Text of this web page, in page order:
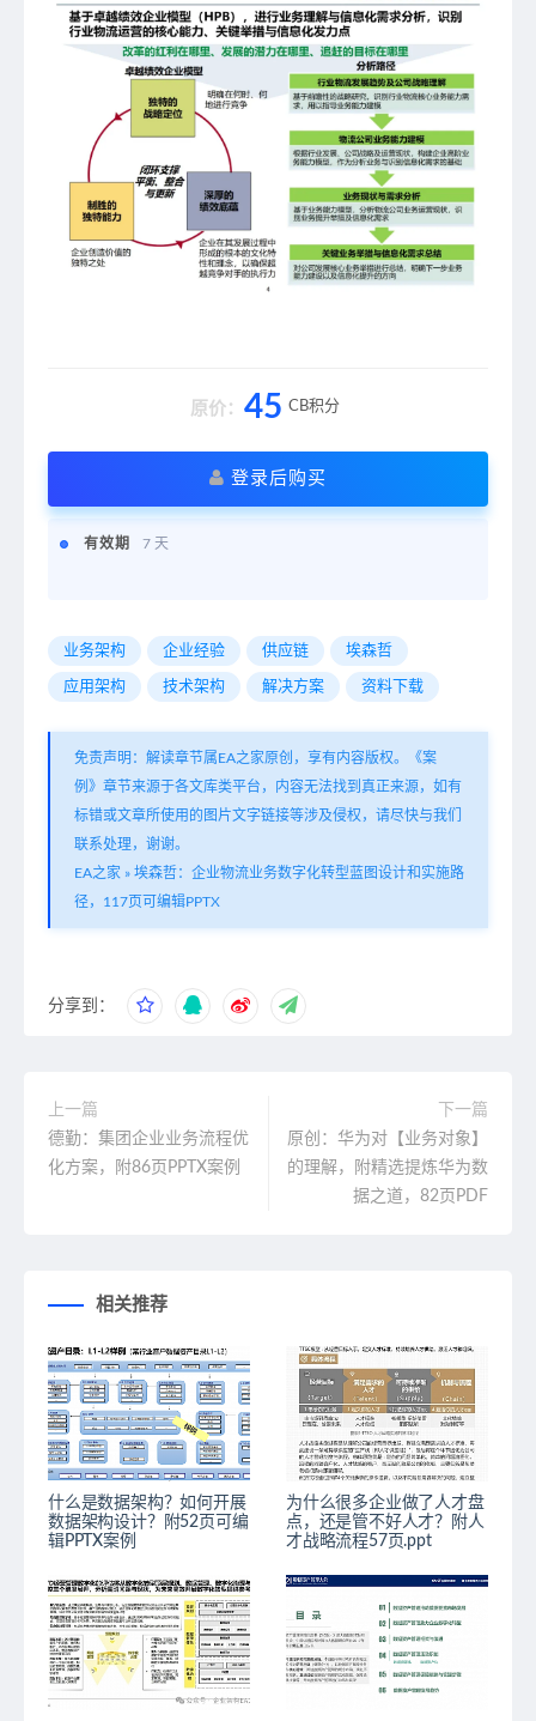
原价： 45 CB积分
登录后购买
有效期 7 天
业务架构 企业经验 供应链 埃森哲
应用架构 技术架构 解决方案 资料下载
免责声明：解读章节属EA之家原创，享有内容版权。《案
例》章节来源于各文库类平台，内容无法找到真正来源，如有
标错或文章所使用的图片文字链接等涉及侵权，请尽快与我们
联系处理，谢谢。
EA之家 » 埃森哲：企业物流业务数字化转型蓝图设计和实施路
径，117页可编辑PPTX
分享到：
上一篇
德勤：集团企业业务流程优
化方案，附86页PPTX案例
下一篇
原创：华为对【业务对象】
的理解，附精选提炼华为数
据之道，82页PDF
相关推荐
什么是数据架构？如何开展
数据架构设计？附52页可编
辑PPTX案例
为什么很多企业做了人才盘
点，还是管不好人才？附人
才战略流程57页.ppt